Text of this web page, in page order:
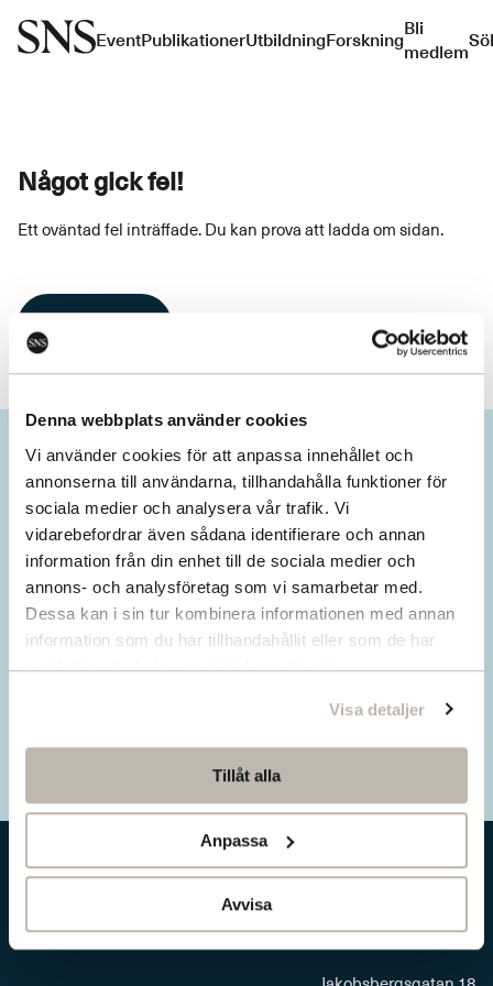
Denna webbplats använder cookies
Vi använder cookies för att anpassa innehållet och
annonserna till användarna, tillhandahålla funktioner för
sociala medier och analysera vår trafik. Vi
vidarebefordrar även sådana identifierare och annan
information från din enhet till de sociala medier och
annons- och analysföretag som vi samarbetar med.
Dessa kan i sin tur kombinera informationen med annan
information som du har tillhandahållit eller som de har
samlat in när du har använt deras tjänster.
Visa detaljer
Tillåt alla
Anpassa
Avvisa
EventPublikationerUtbildningForskningBli
medlem
Något gick fel!
Ett oväntad fel inträffade. Du kan prova att ladda om sidan.
Missa inget från SNS.
Prenumerera på vårt nyhetsbrev
Ta del av våra senaste nyheter. Få nya
insikter och håll dig uppdaterad om viktiga
samhällsfrågor.